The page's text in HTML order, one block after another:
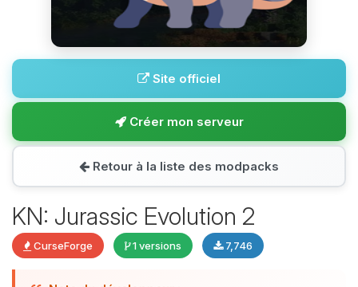
Site officiel
Créer mon serveur
Retour à la liste des modpacks
KN: Jurassic Evolution 2
CurseForge 1 versions 7,746
Youpi, enfin quelqu’un pour me